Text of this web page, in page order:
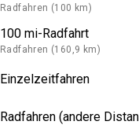
Radfahren (100 km)
100 mi-Radfahrt
Radfahren (160,9 km)
Einzelzeitfahren
Radfahren (andere